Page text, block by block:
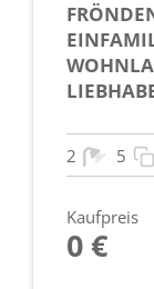
2 5
Kaufpreis
0 €